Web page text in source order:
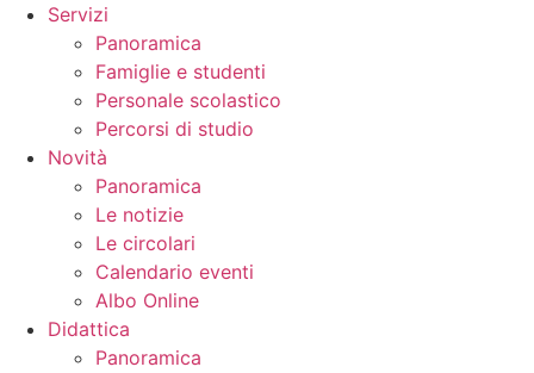
Servizi
Panoramica
Famiglie e studenti
Personale scolastico
Percorsi di studio
Novità
Panoramica
Le notizie
Le circolari
Calendario eventi
Albo Online
Didattica
Panoramica